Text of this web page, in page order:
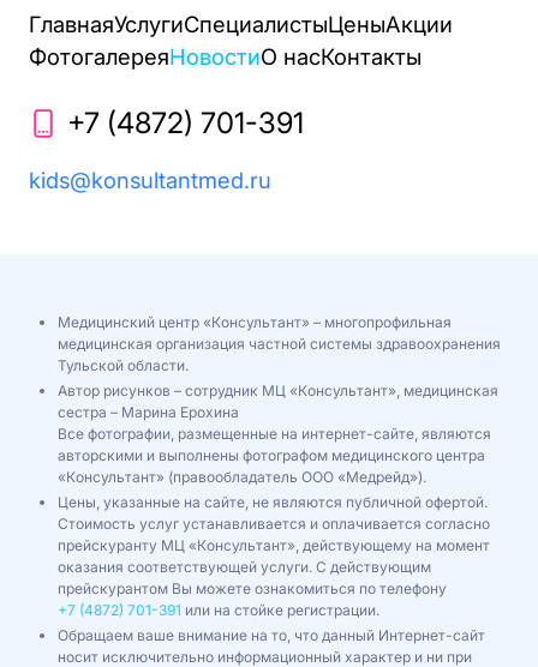
ГлавнаяУслугиСпециалистыЦеныАкции
ФотогалереяНовостиО насКонтакты
+7 (4872) 701-391
kids@konsultantmed.ru
Медицинский центр «Консультант» – многопрофильная
медицинская организация частной системы здравоохранения
Тульской области.
Автор рисунков – сотрудник МЦ «Консультант», медицинская
сестра – Марина Ерохина
Все фотографии, размещенные на интернет-сайте, являются
авторскими и выполнены фотографом медицинского центра
«Консультант» (правообладатель ООО «Медрейд»).
Цены, указанные на сайте, не являются публичной офертой.
Стоимость услуг устанавливается и оплачивается согласно
прейскуранту МЦ «Консультант», действующему на момент
оказания соответствующей услуги. С действующим
прейскурантом Вы можете ознакомиться по телефону
+7 (4872) 701-391 или на стойке регистрации.
Обращаем ваше внимание на то, что данный Интернет-сайт
носит исключительно информационный характер и ни при